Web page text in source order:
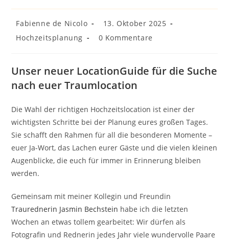
Beitrags-
Fabienne de Nicolo
Beitrag
13. Oktober 2025
Beitrags-
Hochzeitsplanung
Beitrags-
0 Kommentare
Unser neuer LocationGuide für die Suche
nach euer Traumlocation
Die Wahl der richtigen Hochzeitslocation ist einer der
wichtigsten Schritte bei der Planung eures großen Tages.
Sie schafft den Rahmen für all die besonderen Momente –
euer Ja-Wort, das Lachen eurer Gäste und die vielen kleinen
Augenblicke, die euch für immer in Erinnerung bleiben
werden.
Gemeinsam mit meiner Kollegin und Freundin
Traurednerin Jasmin Bechstein habe ich die letzten
Wochen an etwas tollem gearbeitet: Wir dürfen als
Fotografin und Rednerin jedes Jahr viele wundervolle Paare